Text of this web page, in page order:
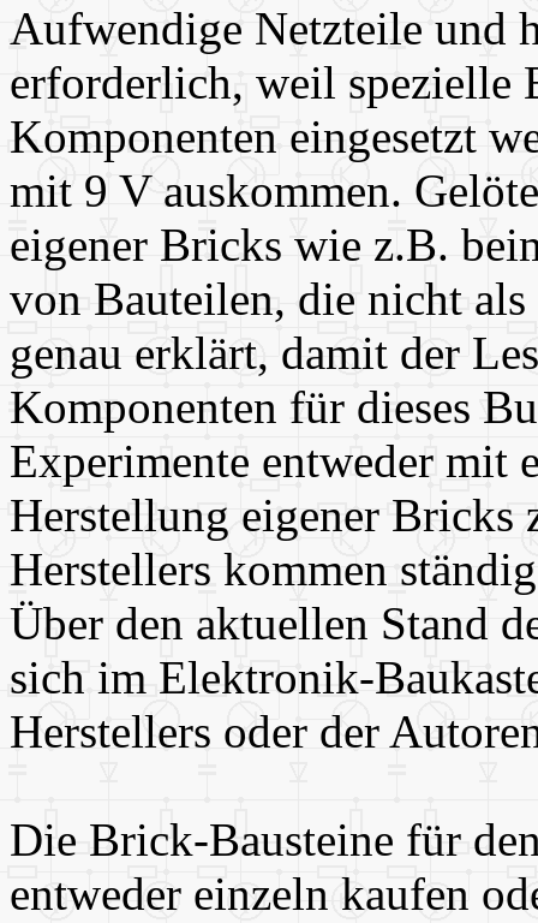
Aufwendige Netzteile und
erforderlich, weil spezielle
Komponenten eingesetzt
mit 9 V auskommen.
eigener Bricks wie z.B.
von Bauteilen, die nicht
genau erklärt, damit der
Komponenten für dieses
Experimente entweder mit
Herstellung eigener Bricks
Herstellers kommen
Über den aktuellen Stand
sich im Elektronik-
Herstellers oder der
Die Brick-Bausteine für
entweder einzeln kaufen